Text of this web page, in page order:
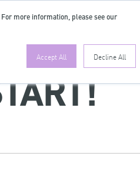
more information, please see our
Accept All Decline All